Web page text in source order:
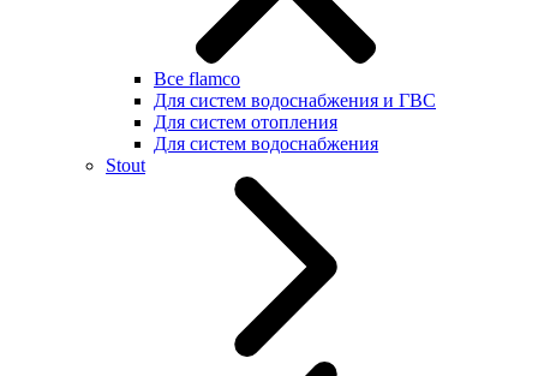
Все flamco
Для систем водоснабжения и ГВС
Для систем отопления
Для систем водоснабжения
Stout